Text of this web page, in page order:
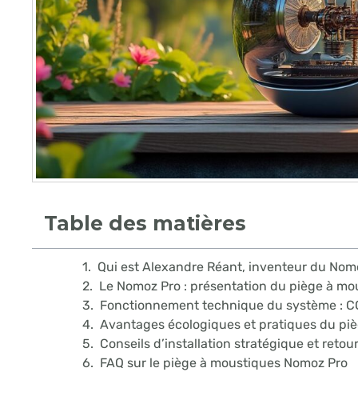
Table des matières
Qui est Alexandre Réant, inventeur du
Le Nomoz Pro : présentation du piège à
Fonctionnement technique du système :
Avantages écologiques et pratiques du
Conseils d’installation stratégique et
FAQ sur le piège à moustiques Nomoz Pro